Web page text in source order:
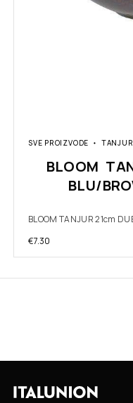
SVE PROIZVODE
BLOOM
BLU/
BLOOM TANJUR 21cm
€7.30